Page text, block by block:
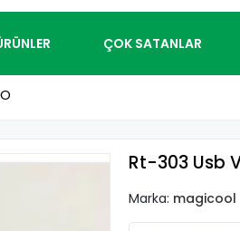
ÇOK SATANLAR
Rt-303 Usb
Marka: magicool